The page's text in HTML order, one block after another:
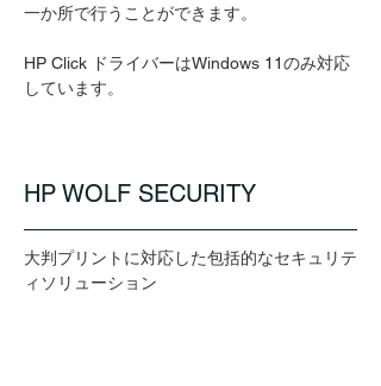
一か所で行うことができます。
HP Click ドライバーはWindows 11のみ対応
しています。
HP WOLF SECURITY
大判プリントに対応した包括的なセキュリテ
ィソリューション